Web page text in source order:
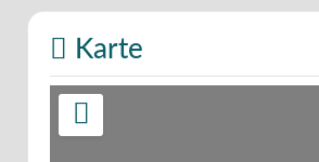
Karte